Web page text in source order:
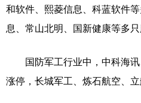
和软件、熙菱信息、科蓝软件
息、常山北明、国新健康等多只
国防军工行业中，中科海讯
涨停，长城军工、炼石航空、立